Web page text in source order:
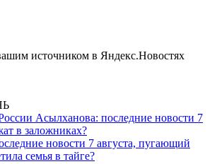
источником в Яндекс.Новостях
Асылханова: последние новости 7
в заложниках?
новости 7 августа, пугающий
семья в тайге?